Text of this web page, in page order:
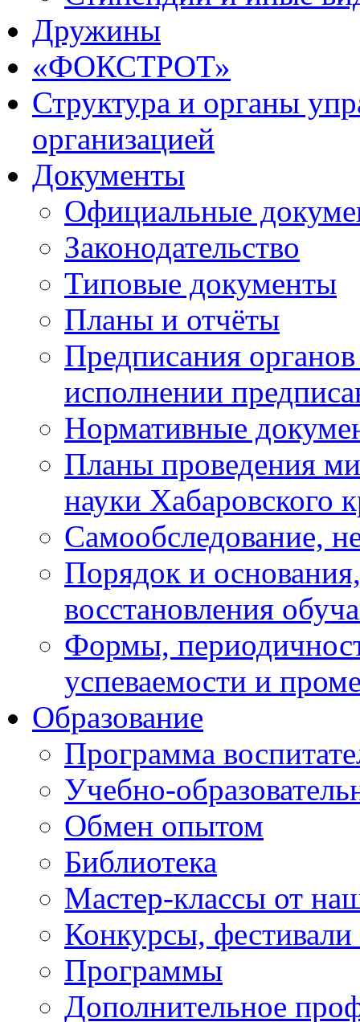
Дружины
«ФОКСТРОТ»
Структура и органы
организацией
Документы
Официальные
Законодательство
Типовые документы
Планы и отчёты
Предписания
исполнении
Нормативные
Планы проведения
науки Хабаровского
Самообследование,
Порядок и
восстановления
Формы,
успеваемости и
Образование
Программа
Учебно-
Обмен опытом
Библиотека
Мастер-классы от
Конкурсы,
Программы
Дополнительное